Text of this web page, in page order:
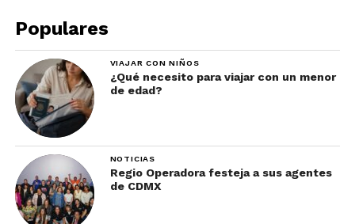
Populares
VIAJAR CON NIÑOS
¿Qué necesito para viajar con un menor
de edad?
NOTICIAS
Regio Operadora festeja a sus agentes
de CDMX